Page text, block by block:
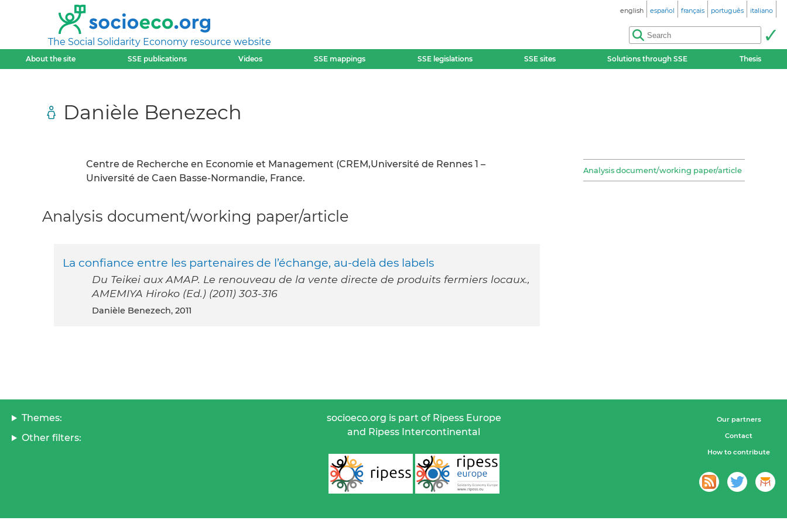
The Social Solidarity Economy resource website
english español français português italiano
About the site SSE publications Videos SSE mappings SSE legislations SSE sites Solutions through SSE Thesis
Danièle Benezech
Centre de Recherche en Economie et Management (CREM,Université de Rennes 1 –
Université de Caen Basse-Normandie, France.
Analysis document/working paper/article
Analysis document/working paper/article
La confiance entre les partenaires de l’échange, au-delà des labels
Du Teikei aux AMAP. Le renouveau de la vente directe de produits fermiers locaux.,
AMEMIYA Hiroko (Ed.) (2011) 303-316
Danièle Benezech, 2011
Themes:
Other filters:
socioeco.org is part of Ripess Europe
and Ripess Intercontinental
Our partners
Contact
How to contribute